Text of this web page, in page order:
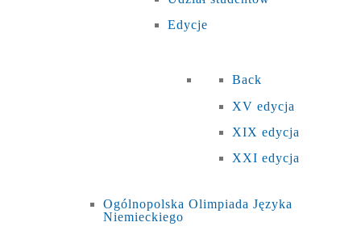
Edycje
Back
XV edycja
XIX edycja
XXI edycja
Ogólnopolska Olimpiada Języka
Niemieckiego